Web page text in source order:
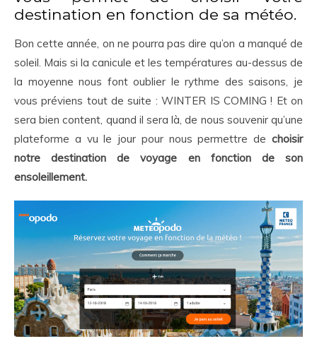
destination en fonction de sa météo.
Bon cette année, on ne pourra pas dire qu’on a manqué de
soleil. Mais si la canicule et les températures au-dessus de
la moyenne nous font oublier le rythme des saisons, je
vous préviens tout de suite : WINTER IS COMING ! Et on
sera bien content, quand il sera là, de nous souvenir qu’une
plateforme a vu le jour pour nous permettre de choisir
notre destination de voyage en fonction de son
ensoleillement.